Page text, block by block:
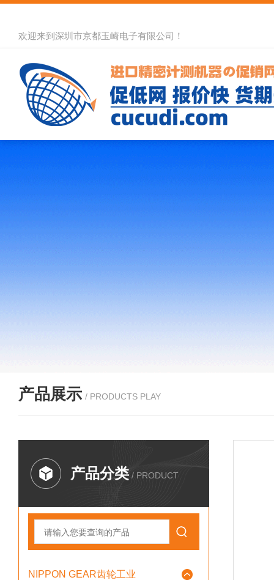
欢迎来到深圳市京都玉崎电子有限公司！
产品展示 / PRODUCTS PLAY
产品分类 / PRODUCT
NIPPON GEAR齿轮工业